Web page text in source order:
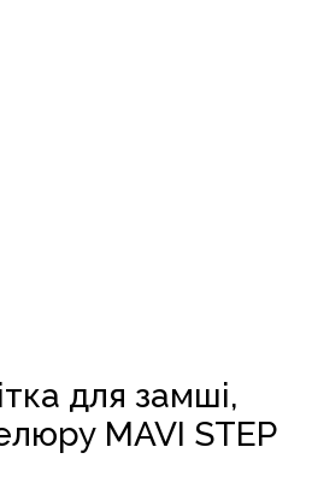
для замші,
MAVI STEP